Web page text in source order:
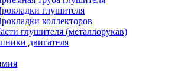
глушителя
коллекторов
глушителя (металлорукав)
двигателя